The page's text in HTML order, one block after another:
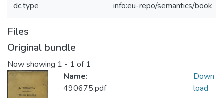
dc.type info:eu-repo/semantics/book
Files
Original bundle
Now showing 1 - 1 of 1
Name:
490675.pdf
Down
load